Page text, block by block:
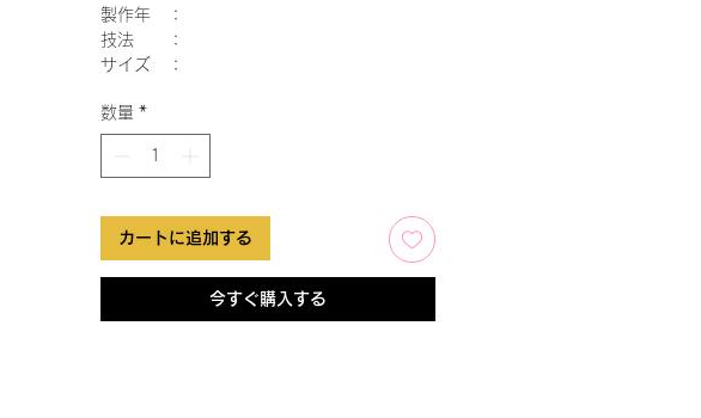
製作年 ：
技法 ：
サイズ ：
数量 *
カートに追加する
今すぐ購入する